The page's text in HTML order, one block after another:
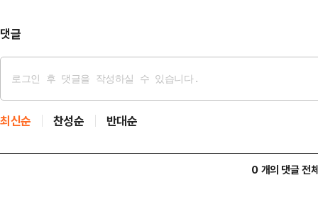
댓글
최신순 찬성순 반대순
0 개의 댓글 전